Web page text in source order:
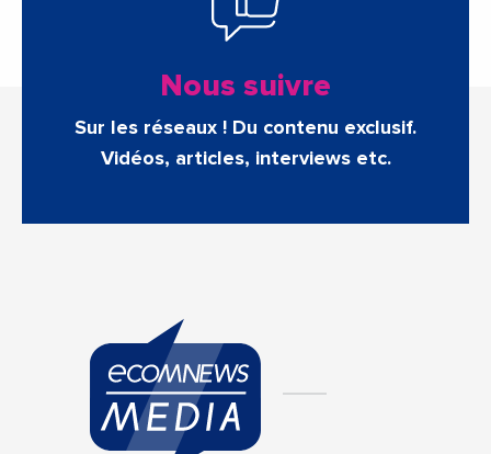
Nous suivre
Sur les réseaux ! Du contenu exclusif.
Vidéos, articles, interviews etc.